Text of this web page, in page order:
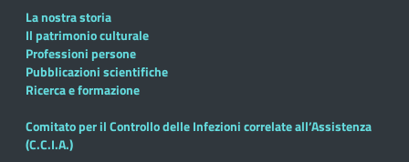
La nostra storia
Il patrimonio culturale
Professioni persone
Pubblicazioni scientifiche
Ricerca e formazione
Comitato per il Controllo delle Infezioni correlate all’Assistenza
(C.C.I.A.)